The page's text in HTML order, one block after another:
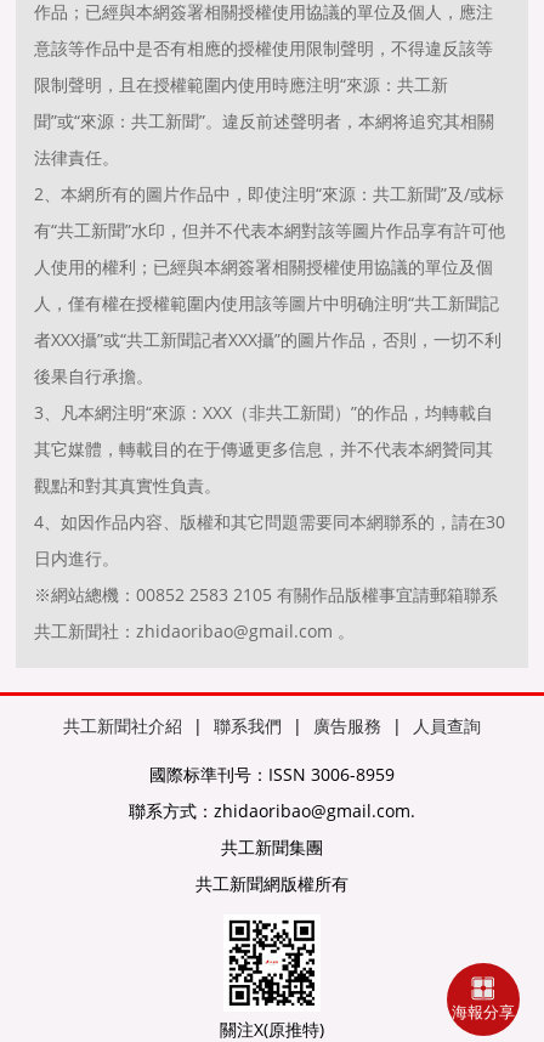
作品；已經與本網簽署相關授權使用協議的單位及個人，應注
意該等作品中是否有相應的授權使用限制聲明，不得違反該等
限制聲明，且在授權範圍内使用時應注明“來源：共工新
聞”或“來源：共工新聞”。違反前述聲明者，本網将追究其相關
法律責任。
2、本網所有的圖片作品中，即使注明“來源：共工新聞”及/或标
有“共工新聞”水印，但并不代表本網對該等圖片作品享有許可他
人使用的權利；已經與本網簽署相關授權使用協議的單位及個
人，僅有權在授權範圍内使用該等圖片中明确注明“共工新聞記
者XXX攝”或“共工新聞記者XXX攝”的圖片作品，否則，一切不利
後果自行承擔。
3、凡本網注明“來源：XXX（非共工新聞）”的作品，均轉載自
其它媒體，轉載目的在于傳遞更多信息，并不代表本網贊同其
觀點和對其真實性負責。
4、如因作品内容、版權和其它問題需要同本網聯系的，請在30
日内進行。
※網站總機：00852 2583 2105 有關作品版權事宜請郵箱聯系
共工新聞社：zhidaoribao@gmail.com 。
共工新聞社介紹 | 聯系我們 | 廣告服務 | 人員查詢
國際标準刊号：ISSN 3006-8959
聯系方式：zhidaoribao@gmail.com.
共工新聞集團
共工新聞網版權所有
關注X(原推特)
海報分享